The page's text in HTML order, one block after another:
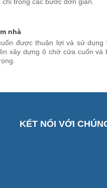
nhà
được thuận lợi và sử dụng
xây dựng ô chờ cửa cuốn và
KẾT NỐI VỚI